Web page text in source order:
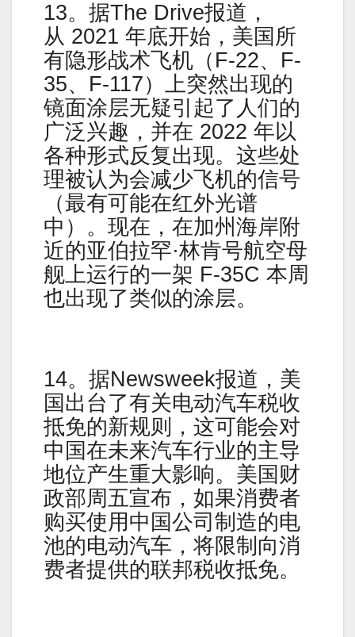
13。据The Drive报道，
从 2021 年底开始，美国所
有隐形战术飞机（F-22、F-
35、F-117）上突然出现的
镜面涂层无疑引起了人们的
广泛兴趣，并在 2022 年以
各种形式反复出现。这些处
理被认为会减少飞机的信号
（最有可能在红外光谱
中）。现在，在加州海岸附
近的亚伯拉罕·林肯号航空母
舰上运行的一架 F-35C 本周
也出现了类似的涂层。
14。据Newsweek报道，美
国出台了有关电动汽车税收
抵免的新规则，这可能会对
中国在未来汽车行业的主导
地位产生重大影响。美国财
政部周五宣布，如果消费者
购买使用中国公司制造的电
池的电动汽车，将限制向消
费者提供的联邦税收抵免。